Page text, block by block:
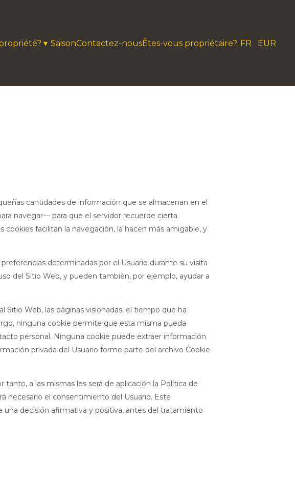
▾ SaisonContactez-nousÊtes-vous propriétaire? FR EUR
cantidades de información que se almacenan en el
navegar— para que el servidor recuerde cierta
facilitan la navegación, la hacen más amigable, y
determinadas por el Usuario durante su visita
del Sitio Web, y pueden también, por ejemplo, ayudar a
Sitio Web, las páginas visionadas, el tiempo que ha
ninguna cookie permite que esta misma pueda
personal. Ninguna cookie puede extraer información
privada del Usuario forme parte del archivo Cookie
a las mismas les será de aplicación la Política de
necesario el consentimiento del Usuario. Este
decisión afirmativa y positiva, antes del tratamiento